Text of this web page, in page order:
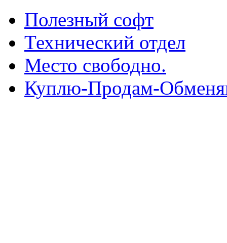
Полезный софт
Технический отдел
Место свободно.
Куплю-Продам-